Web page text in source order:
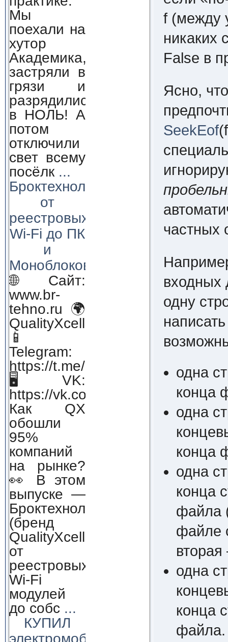
Мы
поехали на
хутор
Академика,
застряли в
грязи и
разрядились
в НОЛЬ! А
потом
отключили
свет всему
посёлк ...
Броктехнолоджи:
от
реестровых
Wi-Fi до ПК
и
Моноблоков!
🌐 Сайт:
www.br-
tehno.ru 🌍
QualityXcellence.ru
📱
Telegram:
https://t.me/qx_lab_IT
🖥 VK:
https://vk.com/qualityxcellenc
Как QX
обошли
95%
компаний
на рынке?
👀 В этом
выпуске —
Броктехнолоджи
(бренд
QualityXcellence):
от
реестровых
Wi-Fi
модулей
до собс ...
КУПИЛ
электромобиль
f(между
никаких
False в
Ясно,
SeekEof
частных
входных
одну
одна
конца
одна
конца
одна
конца
файла
файле
одна
конца
файла.